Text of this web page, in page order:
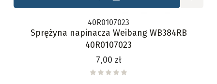
40R0107023
Sprężyna napinacza Weibang WB384RB
40R0107023
Cena
7,00 zł